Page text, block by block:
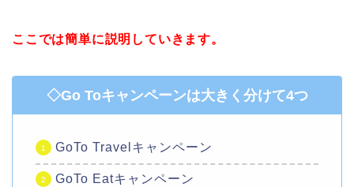
ここでは簡単に説明していきます。
◇Go Toキャンペーンは大きく分けて4つ
GoTo Travelキャンペーン
GoTo Eatキャンペーン